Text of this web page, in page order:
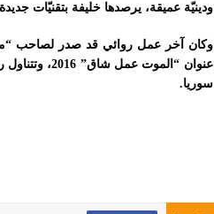
ودينيّة عميقة، يرصدها خليفة بتقنيّات
عنوان
سوريا.